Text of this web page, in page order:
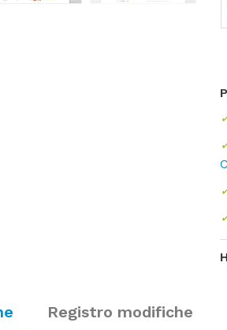
139,99 €
Registro modifiche